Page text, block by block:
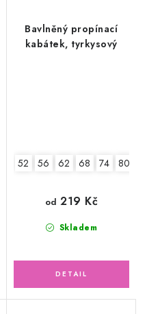
86
Bavlněný propínací
kabátek, tyrkysový
52 56 62 68 74 80
Skladem
od 219 Kč